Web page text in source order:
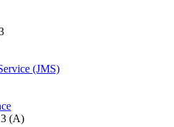
(JMS)
(A)